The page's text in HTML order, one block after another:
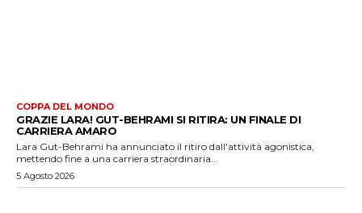
COPPA DEL MONDO
GRAZIE LARA! GUT-BEHRAMI SI RITIRA: UN FINALE DI
CARRIERA AMARO
Lara Gut-Behrami ha annunciato il ritiro dall'attività agonistica,
mettendo fine a una carriera straordinaria...
5 Agosto 2026